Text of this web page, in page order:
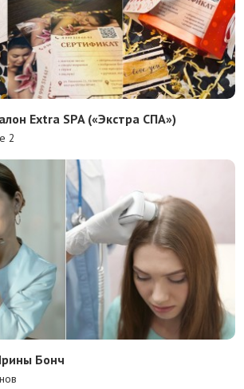
Extra SPA («Экстра СПА»)
2
Бонч